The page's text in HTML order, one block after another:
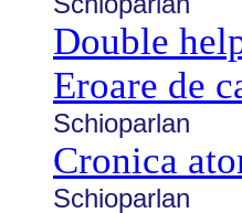
Double
Eroare de
Schioparlan
Cronica
Schioparlan